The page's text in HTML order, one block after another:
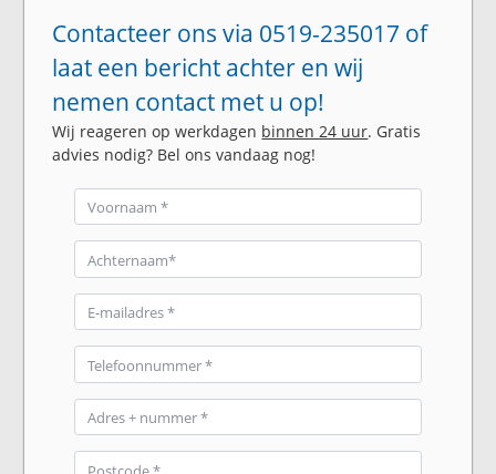
Contacteer ons via 0519-235017 of
laat een bericht achter en wij
nemen contact met u op!
Wij reageren op werkdagen binnen 24 uur. Gratis
advies nodig? Bel ons vandaag nog!